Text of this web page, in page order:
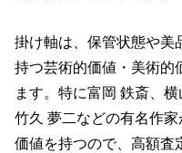
掛け軸は、保管状態や美
持つ芸術的価値・美術的
ます。特に富岡 鉄斎、
竹久 夢二などの有名作
価値を持つので、高額査